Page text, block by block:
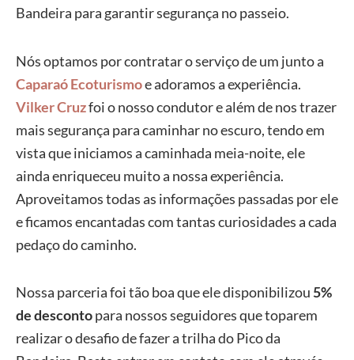
Bandeira para garantir segurança no passeio.
Nós optamos por contratar o serviço de um junto a
Caparaó Ecoturismoe adoramos a experiência.
Vilker Cruzfoi o nosso condutor e além de nos trazer
mais segurança para caminhar no escuro, tendo em
vista que iniciamos a caminhada meia-noite, ele
ainda enriqueceu muito a nossa experiência.
Aproveitamos todas as informações passadas por ele
e ficamos encantadas com tantas curiosidades a cada
pedaço do caminho.
Nossa parceria foi tão boa que ele disponibilizou 5%
de descontopara nossos seguidores que toparem
realizar o desafio de fazer a trilha do Pico da